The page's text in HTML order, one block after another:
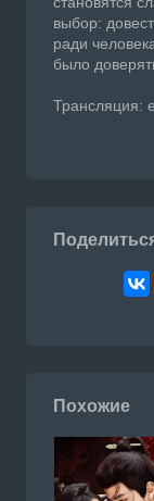
выбор:
ради
было
Трансляция:
Похожие